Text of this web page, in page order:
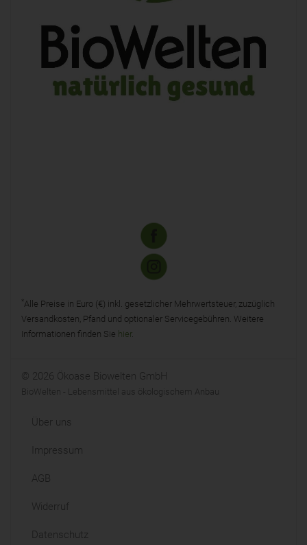
*Alle Preise in Euro (€) inkl. gesetzlicher Mehrwertsteuer, zuzüglich
Versandkosten, Pfand und optionaler Servicegebühren. Weitere
Informationen finden Sie hier.
© 2026 Ökoase Biowelten GmbH
BioWelten - Lebensmittel aus ökologischem Anbau
Über uns
Impressum
AGB
Widerruf
Datenschutz